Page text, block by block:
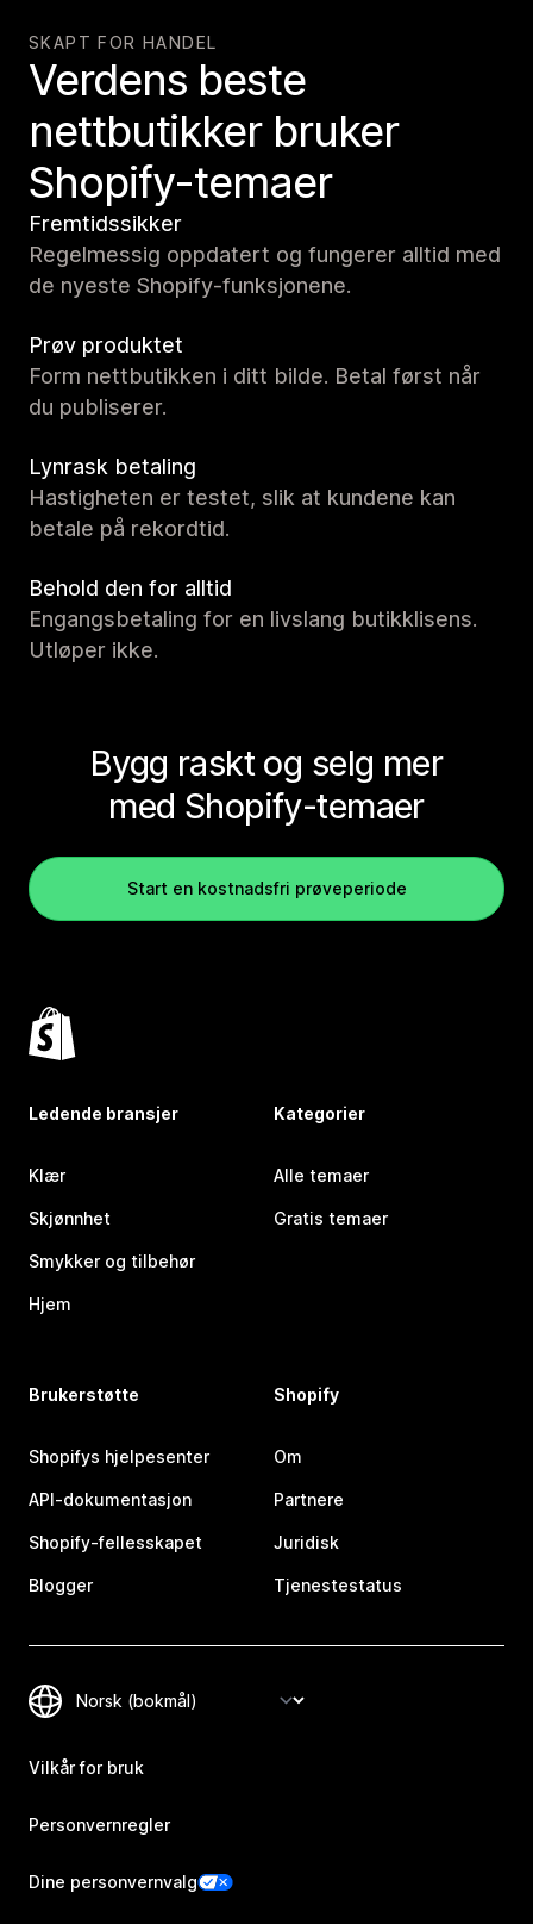
SKAPT FOR HANDEL
Verdens beste
nettbutikker bruker
Shopify-temaer
Fremtidssikker
Regelmessig oppdatert og fungerer alltid med
de nyeste Shopify-funksjonene.
Prøv produktet
Form nettbutikken i ditt bilde. Betal først når
du publiserer.
Lynrask betaling
Hastigheten er testet, slik at kundene kan
betale på rekordtid.
Behold den for alltid
Engangsbetaling for en livslang butikklisens.
Utløper ikke.
Bygg raskt og selg mer
med Shopify-temaer
Start en kostnadsfri prøveperiode
Ledende bransjer
Klær
Skjønnhet
Smykker og tilbehør
Hjem
Kategorier
Alle temaer
Gratis temaer
Brukerstøtte
Shopifys hjelpesenter
API-dokumentasjon
Shopify-fellesskapet
Blogger
Shopify
Om
Partnere
Juridisk
Tjenestestatus
Vilkår for bruk
Personvernregler
Dine personvernvalg